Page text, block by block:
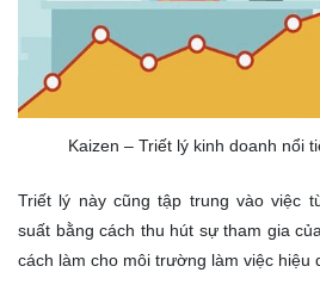
Kaizen – Triết lý kinh doanh nổi
Triết lý này cũng tập trung vào việc
suất bằng cách thu hút sự tham gia
cách làm cho môi trường làm việc hiệu